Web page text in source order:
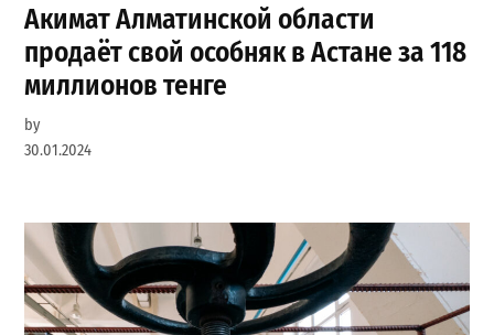
Акимат Алматинской области
продаёт свой особняк в Астане за 118
миллионов тенге
by
30.01.2024